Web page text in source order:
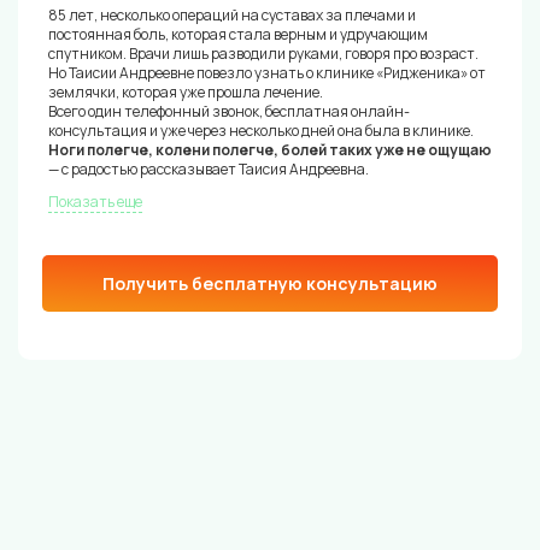
85 лет, несколько операций на суставах за плечами и
постоянная боль, которая стала верным и удручающим
спутником. Врачи лишь разводили руками, говоря про возраст.
Но Таисии Андреевне повезло узнать о клинике «Ридженика» от
землячки, которая уже прошла лечение.
Всего один телефонный звонок, бесплатная онлайн-
консультация и уже через несколько дней она была в клинике.
Ноги полегче, колени полегче, болей таких уже не ощущаю
— с радостью рассказывает Таисия Андреевна.
Показать еще
Получить бесплатную консультацию